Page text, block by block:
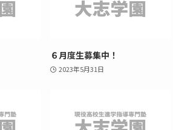
６月度生募集中！
2023年5月31日